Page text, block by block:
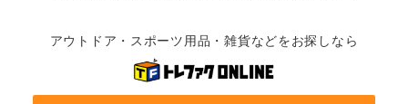
アウトドア・スポーツ用品・雑貨などをお探しなら